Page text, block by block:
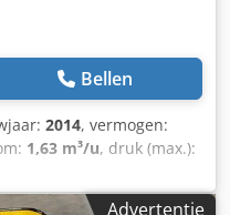
Bellen
2014, vermogen:
1,63 m³/u, druk (max.):
SF 15 FF Fabrikant:
2014 Maximale druk:
Advertentie